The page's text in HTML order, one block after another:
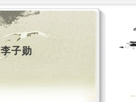
李子勋